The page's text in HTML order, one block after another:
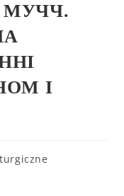
МУЧЧ.
І